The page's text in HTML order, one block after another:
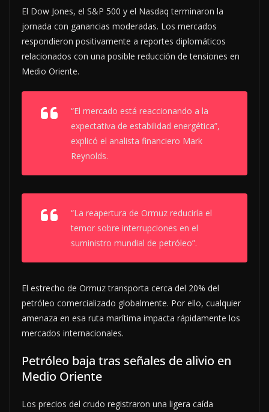
El Dow Jones, el S&P 500 y el Nasdaq terminaron la
jornada con ganancias moderadas. Los mercados
respondieron positivamente a reportes diplomáticos
relacionados con una posible reducción de tensiones en
Medio Oriente.
“El mercado está reaccionando a la
expectativa de estabilidad energética”,
explicó el analista financiero Mark
Reynolds.
“La reapertura de Ormuz reduciría el
temor sobre interrupciones en el
suministro mundial de petróleo”.
El estrecho de Ormuz transporta cerca del 20% del
petróleo comercializado globalmente. Por ello, cualquier
amenaza en esa ruta marítima impacta rápidamente los
mercados internacionales.
Petróleo baja tras señales de alivio en
Medio Oriente
Los precios del crudo registraron una ligera caída